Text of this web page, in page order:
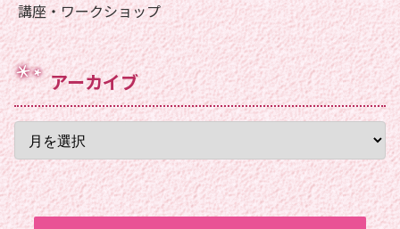
講座・ワークショップ
アーカイブ